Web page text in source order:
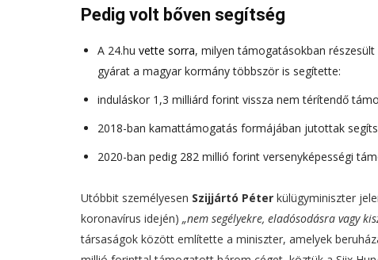
Pedig volt bőven segítség
A 24.hu vette sorra, milyen támogatásokban
gyárat a magyar kormány többször is segítette:
induláskor 1,3 milliárd forint vissza nem térítendő
2018-ban kamattámogatás formájában jutottak
2020-ban pedig 282 millió forint versenyképességi
Utóbbit személyesen Szijjártó Péter külügyminiszter
koronavírus idején) „nem segélyekre, eladósodásra vagy
társaságok között említette a miniszter, amelyek